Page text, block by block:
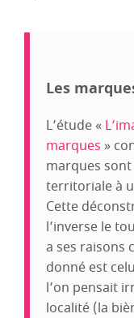
Les
L’étude «
marques »
marques
territoriale à
Cette
l’inverse le
a ses raisons
donné est
l’on pensait
localité (la